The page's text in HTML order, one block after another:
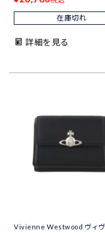
在庫切れ
詳細を見る
Vivienne Westwood ヴィ